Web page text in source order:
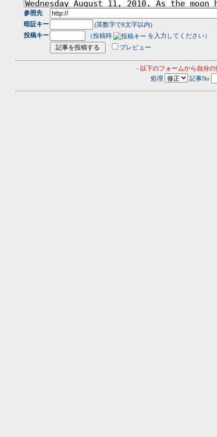
参照先
暗証キー
(英数字で8文字以内)
投稿キー
（投稿時
を入力してください）
プレビュー
- 以下のフォームから自分
処理
記事No